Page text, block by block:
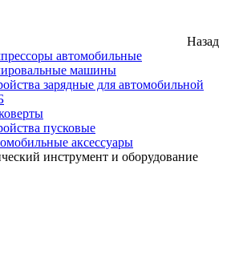
Назад
автомобильные
машины
зарядные для автомобильной
пусковые
аксессуары
инструмент и оборудование